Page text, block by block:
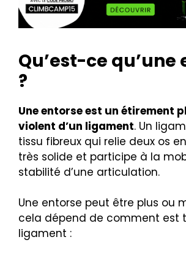
Qu’est-ce qu’une
?
Une entorse est un étirement
violent d’un ligament. Un
tissu fibreux qui relie deux os
très solide et participe à la
stabilité d’une articulation.
Une entorse peut être plus ou
cela dépend de comment est
ligament :